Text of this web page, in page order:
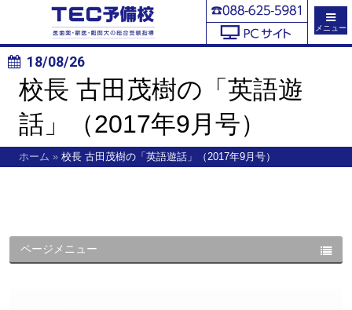
メニュー
18/08/26
校長 古田茂樹の「英語遊
話」（2017年9月号）
ホーム » 校長 古田茂樹の「英語遊話」（2017年9月号）
ページメニュー